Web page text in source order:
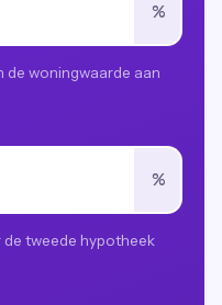
%
de woningwaarde aan
%
tweede hypotheek